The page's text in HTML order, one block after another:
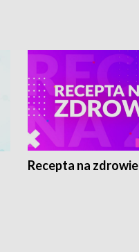
Recepta na zdrowie